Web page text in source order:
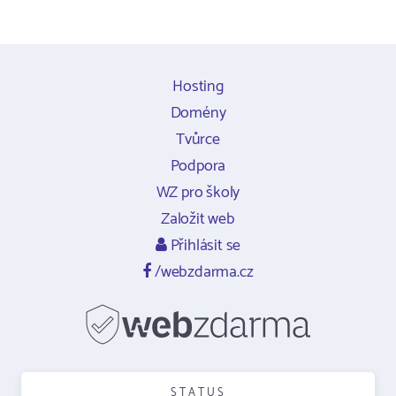
Hosting
Domény
Tvůrce
Podpora
WZ pro školy
Založit web
Přihlásit se
/webzdarma.cz